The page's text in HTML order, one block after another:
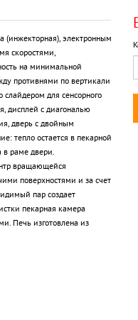
(инжекторная), электронным
скоростями,
на минимальной
противнями по вертикали
для сенсорного
дисплей с диагональю
дверь с двойным
тепло остается в пекарной
раме двери.
вращающейся
поверхностями и за счет
пар создает
пекарная камера
Печь изготовлена из